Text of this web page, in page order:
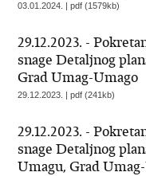
03.01.2024. | pdf (1579kb)
29.12.2023. -
snage Detaljnog
Grad Umag-Umago
29.12.2023. | pdf (241kb)
29.12.2023. -
snage Detaljnog
Umagu, Grad